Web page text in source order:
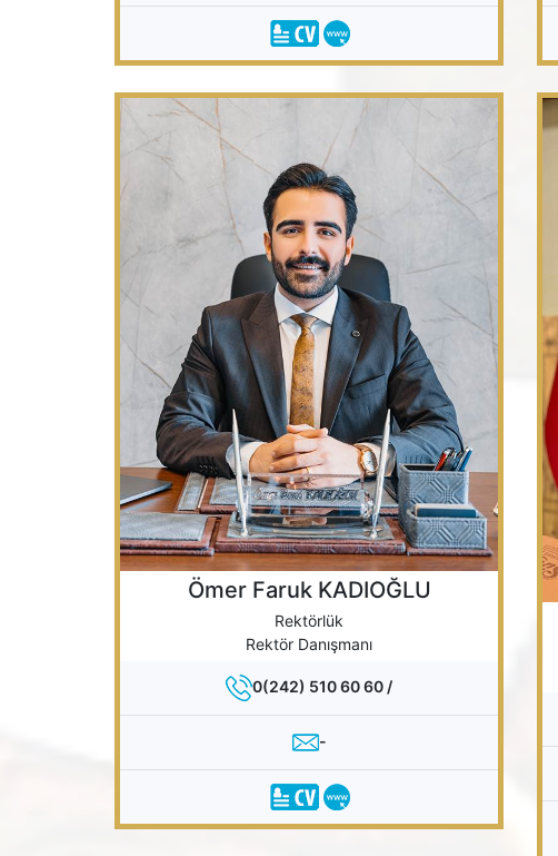
Ömer Faruk KADIOĞLU
Rektörlük
Rektör Danışmanı
0(242) 510 60 60 /
-